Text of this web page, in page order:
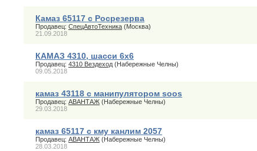
Камаз 65117 с Росрезерва
Продавец: СпецАвтоТехника (Москва)
21.09.2018
КАМАЗ 4310, шасси 6х6
Продавец: 4310 Вездеход (Набережные Челны)
09.05.2018
камаз 43118 с манипулятором soos
Продавец: АВАНТАЖ (Набережные Челны)
29.03.2018
камаз 65117 с кму канлим 2057
Продавец: АВАНТАЖ (Набережные Челны)
28.03.2018